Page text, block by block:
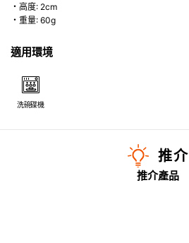
・高度: 2cm
・重量: 60g
適用環境
洗碗碟機
推介
推介產品